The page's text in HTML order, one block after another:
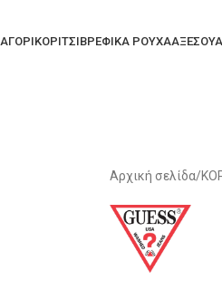
ΑΓΟΡΙΚΟΡΙΤΣΙΒΡΕΦΙΚΑ ΡΟΥΧΑ
Αρχική σελίδα/